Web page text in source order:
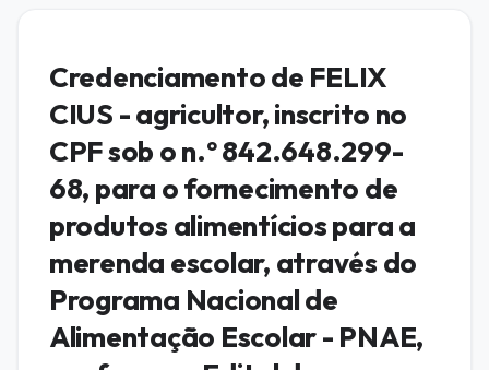
Credenciamento de FELIX
CIUS - agricultor, inscrito no
CPF sob o n.º 842.648.299-
68, para o fornecimento de
produtos alimentícios para a
merenda escolar, através do
Programa Nacional de
Alimentação Escolar - PNAE,